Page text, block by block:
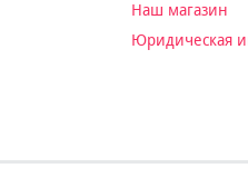
Наш магазин
Юридическая